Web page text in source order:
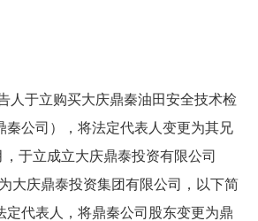
人于立购买大庆鼎秦油田安全技术检
秦公司），将法定代表人变更为其兄
于立成立大庆鼎泰投资有限公司
大庆鼎泰投资集团有限公司，以下简
定代表人，将鼎秦公司股东变更为鼎